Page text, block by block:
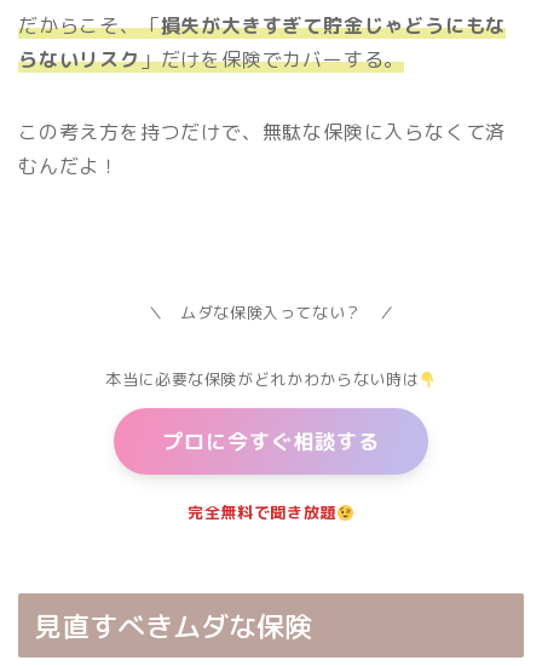
だからこそ、「損失が大きすぎて貯金じゃどうにもな
らないリスク」だけを保険でカバーする。
この考え方を持つだけで、無駄な保険に入らなくて済
むんだよ！
＼ ムダな保険入ってない？ ／
本当に必要な保険がどれかわからない時は
プロに今すぐ相談する
完全無料で聞き放題
見直すべきムダな保険